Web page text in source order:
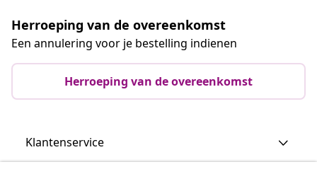
Herroeping van de overeenkomst
Een annulering voor je bestelling indienen
Herroeping van de overeenkomst
Klantenservice